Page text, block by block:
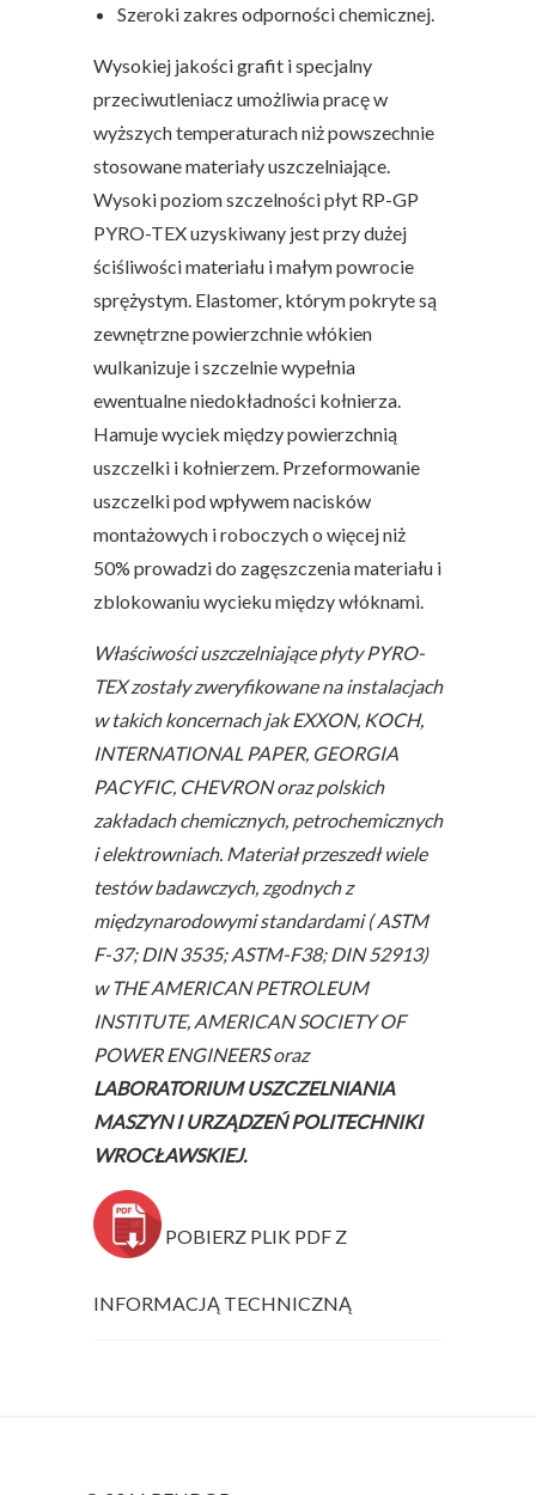
Szeroki zakres odporności chemicznej.
Wysokiej jakości grafit i specjalny
przeciwutleniacz umożliwia pracę w
wyższych temperaturach niż powszechnie
stosowane materiały uszczelniające.
Wysoki poziom szczelności płyt RP-GP
PYRO-TEX uzyskiwany jest przy dużej
ściśliwości materiału i małym powrocie
sprężystym. Elastomer, którym pokryte są
zewnętrzne powierzchnie włókien
wulkanizuje i szczelnie wypełnia
ewentualne niedokładności kołnierza.
Hamuje wyciek między powierzchnią
uszczelki i kołnierzem. Przeformowanie
uszczelki pod wpływem nacisków
montażowych i roboczych o więcej niż
50% prowadzi do zagęszczenia materiału i
zblokowaniu wycieku między włóknami.
Właściwości uszczelniające płyty PYRO-
TEX zostały zweryfikowane na instalacjach
w takich koncernach jak EXXON, KOCH,
INTERNATIONAL PAPER, GEORGIA
PACYFIC, CHEVRON oraz polskich
zakładach chemicznych, petrochemicznych
i elektrowniach. Materiał przeszedł wiele
testów badawczych, zgodnych z
międzynarodowymi standardami ( ASTM
F-37; DIN 3535; ASTM-F38; DIN 52913)
w THE AMERICAN PETROLEUM
INSTITUTE, AMERICAN SOCIETY OF
POWER ENGINEERS oraz
LABORATORIUM USZCZELNIANIA
MASZYN I URZĄDZEŃ POLITECHNIKI
WROCŁAWSKIEJ.
POBIERZ PLIK PDF Z
INFORMACJĄ TECHNICZNĄ